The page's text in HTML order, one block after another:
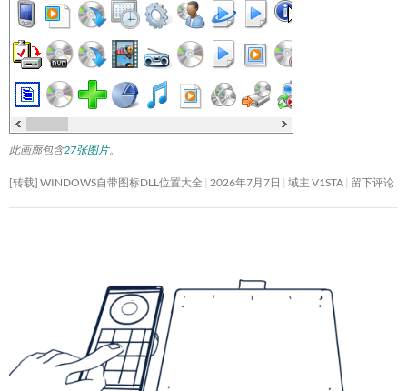
此画廊包含27张图片。
[转载] WINDOWS自带图标DLL位置大全 2026年7月7日 域主 V1STA 留下评论